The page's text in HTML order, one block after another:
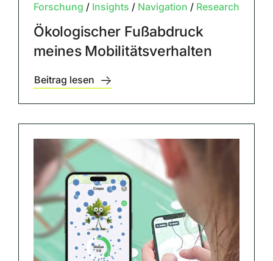
Forschung / Insights / Navigation / Research
Ökologischer Fußabdruck
meines Mobilitätsverhalten
Beitrag lesen